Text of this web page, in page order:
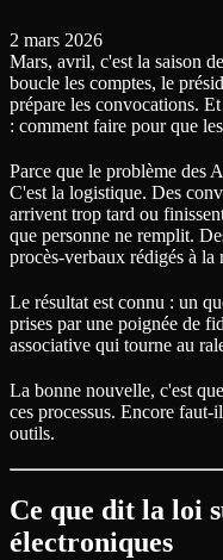
2 mars 2026
Mars, avril, c'est la saison
boucle les comptes, le
prépare les convocations.
: comment faire pour que
Parce que le problème des
C'est la logistique. Des
arrivent trop tard ou
que personne ne remplit.
procès-verbaux rédigés à la
Le résultat est connu : un
prises par une poignée de
associative qui tourne au
La bonne nouvelle, c'est
ces processus. Encore
outils.
Ce que dit la loi
électroniques